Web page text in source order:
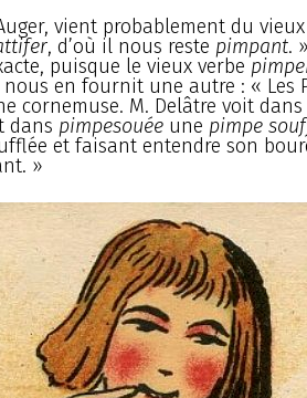
vient probablement du
, d’où il nous reste pimpant.
puisque le vieux verbe
nous en fournit une autre : « Les
cornemuse. M. Delâtre voit dans
dans pimpesouée une pimpe
et faisant entendre son
»